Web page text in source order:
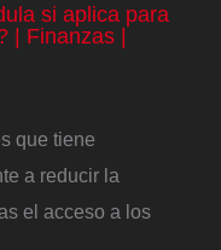
si aplica para
| Finanzas |
que tiene
a reducir la
el acceso a los